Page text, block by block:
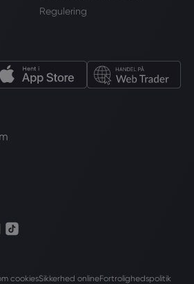
Regulering
cookiesSikkerhed onlineFortrolighedspolitik